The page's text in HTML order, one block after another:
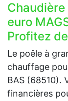
Chaudière
euro
Profitez
Le poêle à
chauffage
BAS (68510).
financières